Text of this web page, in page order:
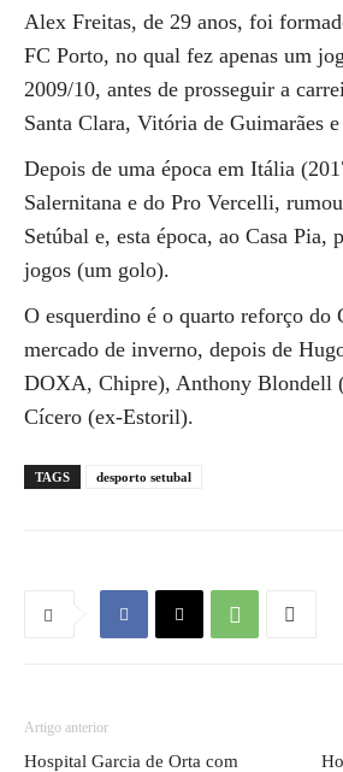
Alex Freitas, de 29 anos, foi
FC Porto, no qual fez apenas um
2009/10, antes de prosseguir a
Santa Clara, Vitória de Guimarães
Depois de uma época em Itália
Salernitana e do Pro Vercelli,
Setúbal e, esta época, ao Casa Pia,
jogos (um golo).
O esquerdino é o quarto reforço do
mercado de inverno, depois de
DOXA, Chipre), Anthony Blondell
Cícero (ex-Estoril).
TAGS desporto setubal
Artigo anterior
Hospital Garcia de Orta com